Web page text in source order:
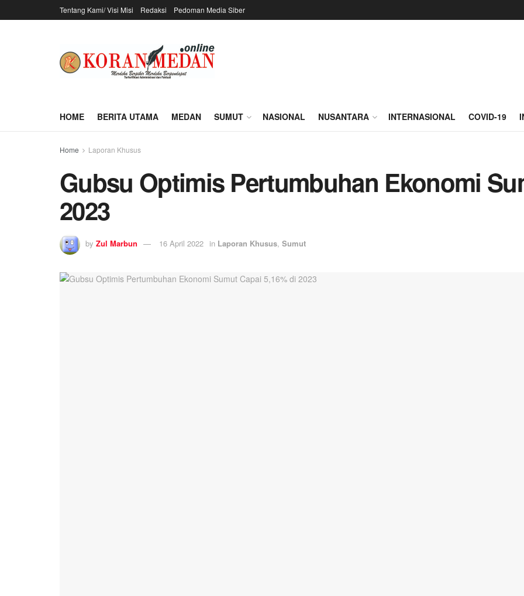
Tentang Kami/ Visi Misi Redaksi Pedoman Media Siber
HOME BERITA UTAMA MEDAN SUMUT NASIONAL NUSANTARA INTERNASIONAL COVID-19
Home Laporan Khusus
Gubsu Optimis Pertumbuhan Ekonomi
2023
by Zul Marbun 16 April 2022 in Laporan Khusus, Sumut